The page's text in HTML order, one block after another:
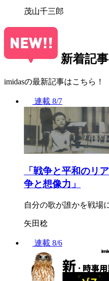
茂山千三郎
新着記事
imidasの最新記事はこちら！
連載 8/7
「戦争と平和のリ
争と想像力」
自分の歌が誰かを戦場
矢田稔
連載 8/6